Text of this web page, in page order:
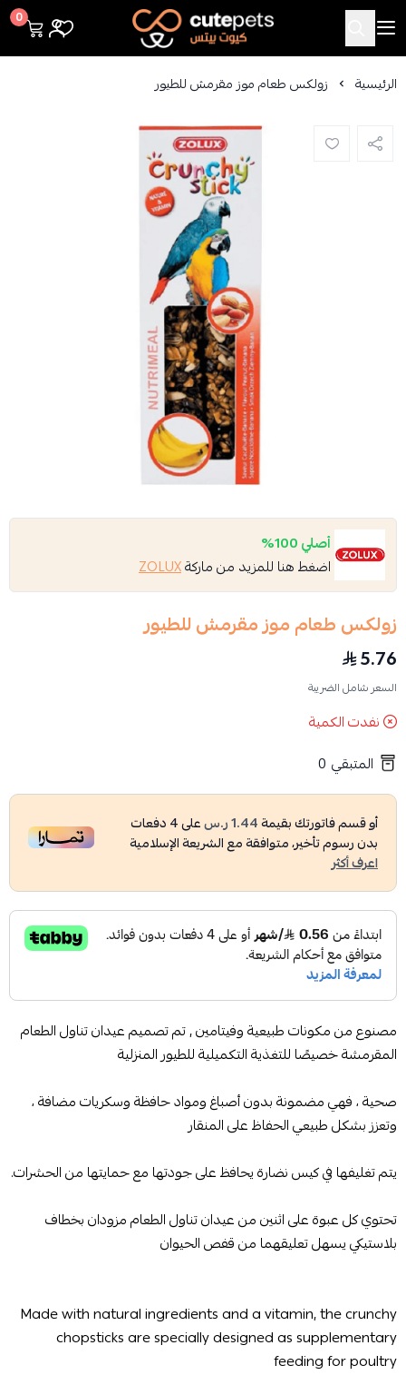
Cutepets
0
الرئيسية زولكس طعام موز مقرمش للطيور
أصلي 100%
اضغط هنا للمزيد من ماركةZOLUX
زولكس طعام موز مقرمش للطيور
5.76
السعر شامل الضريبة
نفدت الكمية
المتبقي 0
أو قسم فاتورتك بقيمة1.44 ر.س على4دفعات
بدون رسوم تأخير، متوافقة مع الشريعة الإسلامية
اعرف أكثر
مصنوع من مكونات طبيعية وفيتامين , تم تصميم عيدان تناول الطعام
المقرمشة خصيصًا للتغذية التكميلية للطيور المنزلية
صحية ، فهي مضمونة بدون أصباغ ومواد حافظة وسكريات مضافة ،
وتعزز بشكل طبيعي الحفاظ على المنقار
يتم تغليفها في كيس نضارة يحافظ على جودتها مع حمايتها من الحشرات.
تحتوي كل عبوة على اثنين من عيدان تناول الطعام مزودان بخطاف
بلاستيكي يسهل تعليقهما من قفص الحيوان
Made with natural ingredients and a vitamin, the crunchy
chopsticks are specially designed as supplementary
feeding for poultry